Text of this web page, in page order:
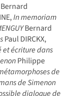
Bernard
In memoriam
Bernard
Paul DIRCKX,
et écriture dans
Philippe
de
de Simenon
dialogue de